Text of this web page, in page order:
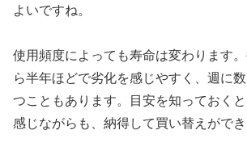
よいですね。
使用頻度によっても寿命は変わります
ら半年ほどで劣化を感じやすく、週に
つこともあります。目安を知っておく
感じながらも、納得して買い替えができ